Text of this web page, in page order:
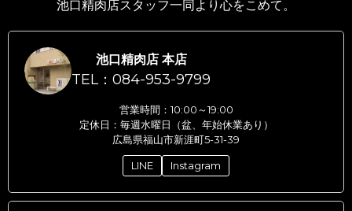
池口精肉店スタッフ一同より心をこめて。
池口精肉店 本店
TEL：084-953-9799
営業時間：10:00～19:00
定休日：毎週水曜日（盆、年始休業あり）
広島県福山市新涯町5-31-39
LINE Instagram